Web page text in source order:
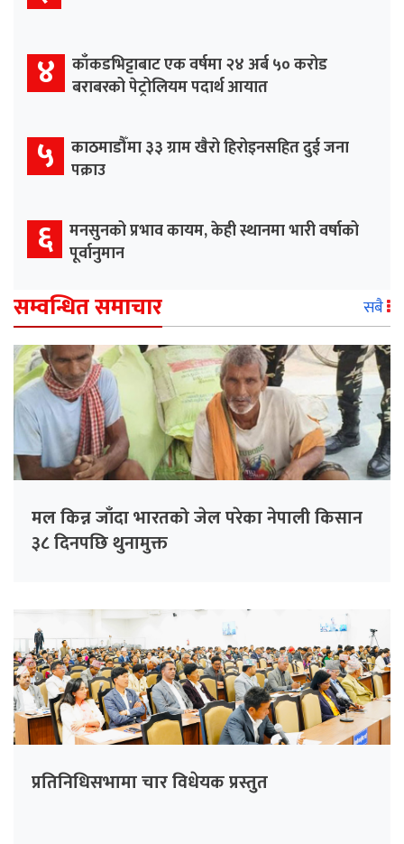
४
काँकडभिट्टाबाट एक वर्षमा २४ अर्ब ५० करोड
बराबरको पेट्रोलियम पदार्थ आयात
५
काठमाडौँमा ३३ ग्राम खैरो हिरोइनसहित दुई जना
पक्राउ
६ मनसुनको प्रभाव कायम, केही स्थानमा भारी वर्षाको
पूर्वानुमान
सम्वन्धित समाचार सबै
मल किन्न जाँदा भारतको जेल परेका नेपाली किसान
३८ दिनपछि थुनामुक्त
प्रतिनिधिसभामा चार विधेयक प्रस्तुत